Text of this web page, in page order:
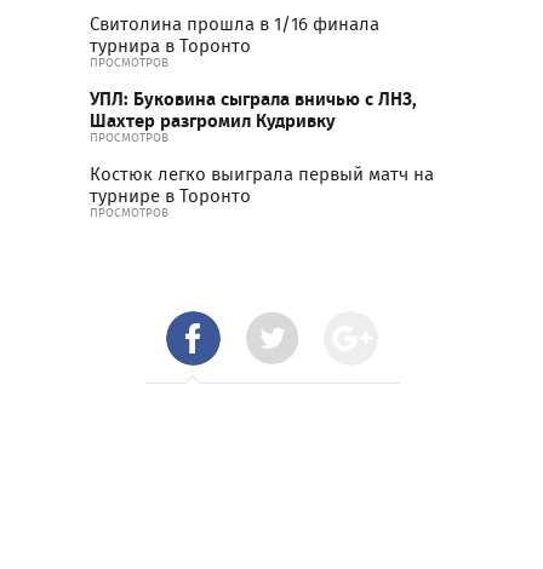
Свитолина прошла в 1/16 финала
турнира в Торонто
ПРОСМОТРОВ
УПЛ: Буковина сыграла вничью с ЛНЗ,
Шахтер разгромил Кудривку
ПРОСМОТРОВ
Костюк легко выиграла первый матч на
турнире в Торонто
ПРОСМОТРОВ